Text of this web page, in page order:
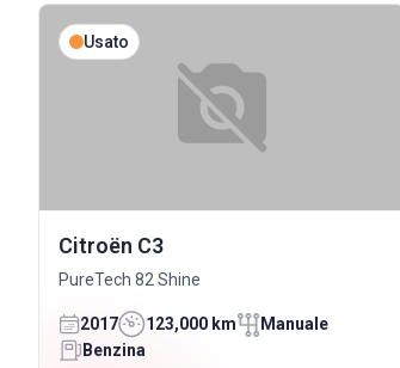
Usato
Citroën C3
PureTech 82 Shine
2017 123,000 km
Manuale
Benzina